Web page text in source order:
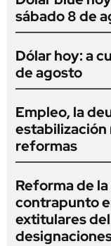
sábado 8 de
Dólar hoy: a
de agosto
Empleo, la
estabilización
reformas
Reforma de
contrapunto
extitulares